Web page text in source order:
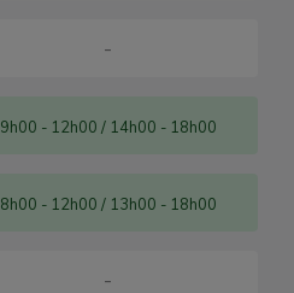
-
9h00 - 12h00 / 14h00 - 18h00
8h00 - 12h00 / 13h00 - 18h00
-